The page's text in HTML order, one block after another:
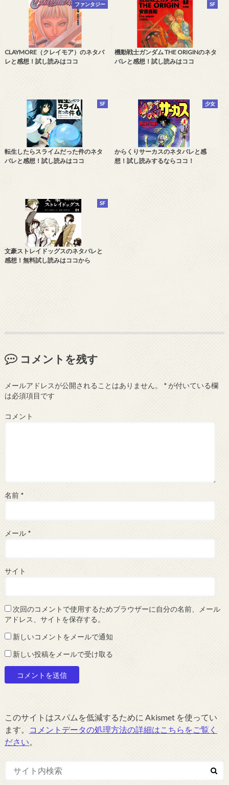
ファンタジー
CLAYMORE（クレイモア）のネタバ
レと感想！試し読みはココ
SF
機動戦士ガンダム THE ORIGINのネタ
バレと感想！試し読みはココ
SF
転生したらスライムだった件のネタ
バレと感想！試し読みはココ
少女
からくりサーカスのネタバレと感
想！試し読みするならココ！
SF
文豪ストレイドッグスのネタバレと
感想！無料試し読みはココから
コメントを残す
メールアドレスが公開されることはありません。 *が付いている欄
は必須項目です
コメント
名前 *
メール *
サイト
次回のコメントで使用するためブラウザーに自分の名前、メール
アドレス、サイトを保存する。
新しいコメントをメールで通知
新しい投稿をメールで受け取る
このサイトはスパムを低減するために Akismet を使ってい
ます。
コメントデータの処理方法の詳細はこちらをご覧く
ださい。